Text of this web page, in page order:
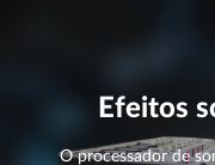
Efeitos
O processador de